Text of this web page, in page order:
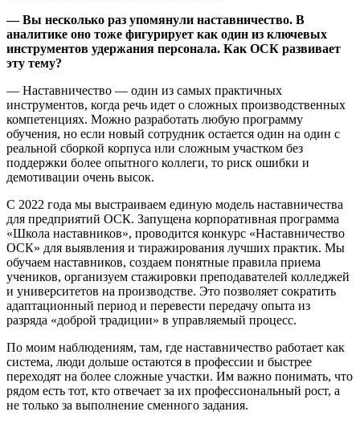
— Вы несколько раз упомянули наставничество. В
аналитике оно тоже фигурирует как один из ключевых
инструментов удержания персонала. Как ОСК развивает
эту тему?
— Наставничество — один из самых практичных
инструментов, когда речь идет о сложных производственных
компетенциях. Можно разработать любую программу
обучения, но если новый сотрудник остается один на один с
реальной сборкой корпуса или сложным участком без
поддержки более опытного коллеги, то риск ошибки и
демотивации очень высок.
С 2022 года мы выстраиваем единую модель наставничества
для предприятий ОСК. Запущена корпоративная программа
«Школа наставников», проводится конкурс «Наставничество
ОСК» для выявления и тиражирования лучших практик. Мы
обучаем наставников, создаем понятные правила приема
учеников, организуем стажировки преподавателей колледжей
и университетов на производстве. Это позволяет сократить
адаптационный период и перевести передачу опыта из
разряда «доброй традиции» в управляемый процесс.
По моим наблюдениям, там, где наставничество работает как
система, люди дольше остаются в профессии и быстрее
переходят на более сложные участки. Им важно понимать, что
рядом есть тот, кто отвечает за их профессиональный рост, а
не только за выполнение сменного задания.